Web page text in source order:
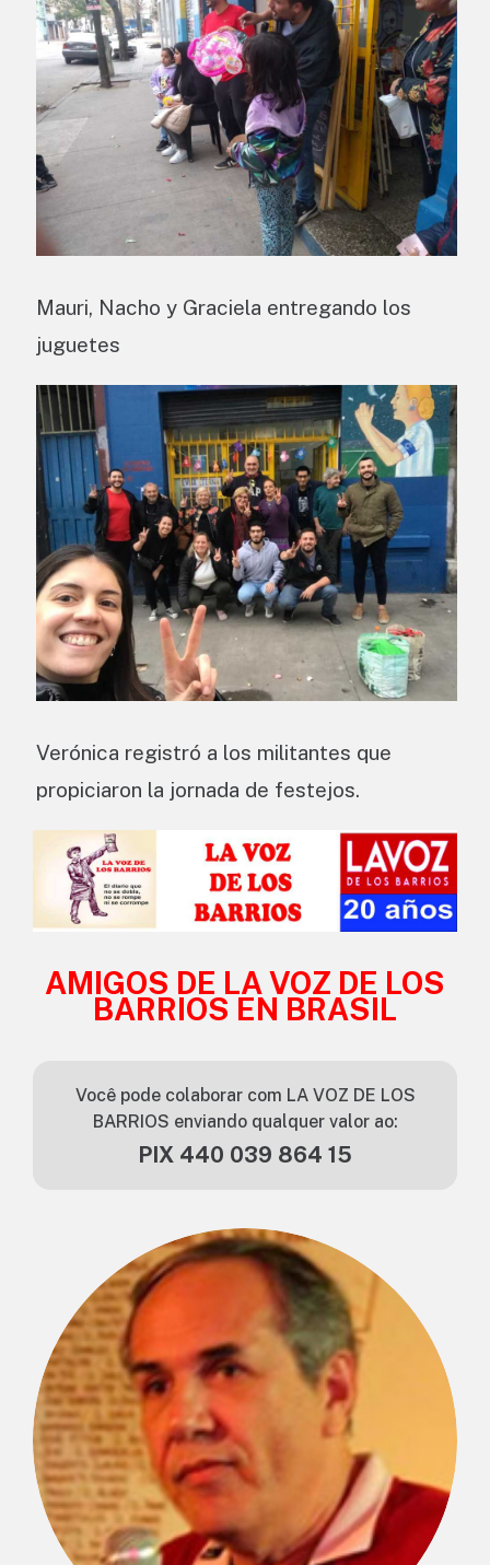
Mauri, Nacho y Graciela entregando los
juguetes
Verónica registró a los militantes que
propiciaron la jornada de festejos.
AMIGOS DE LA VOZ DE LOS
BARRIOS EN BRASIL
Você pode colaborar com LA VOZ DE LOS
BARRIOS enviando qualquer valor ao:
PIX 440 039 864 15